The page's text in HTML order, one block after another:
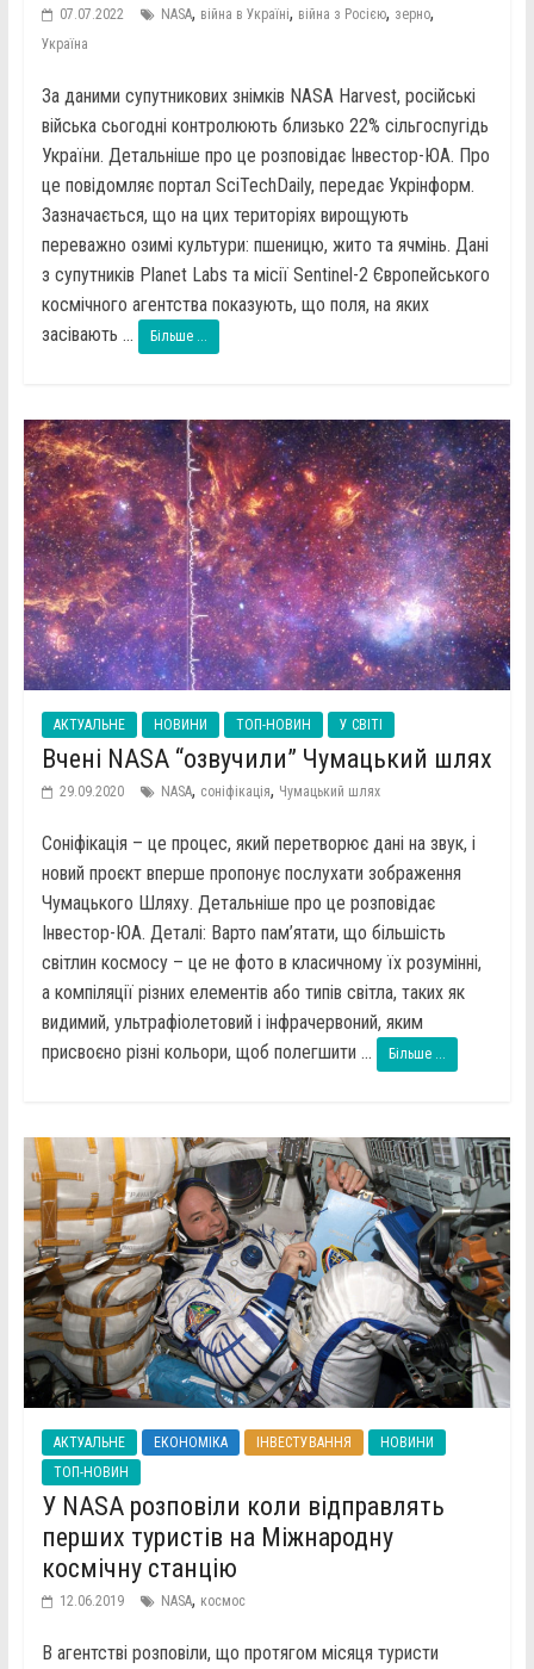
07.07.2022 NASA, війна в Україні, війна з Росією, зерно,
Україна
За даними супутникових знімків NASA Harvest, російські
війська сьогодні контролюють близько 22% сільгоспугідь
України. Детальніше про це розповідає Інвестор-ЮА. Про
це повідомляє портал SciTechDaily, передає Укрінформ.
Зазначається, що на цих територіях вирощують
переважно озимі культури: пшеницю, жито та ячмінь. Дані
з супутників Planet Labs та місії Sentinel-2 Європейського
космічного агентства показують, що поля, на яких
засівають ...
Більше ...
АКТУАЛЬНЕ НОВИНИ ТОП-НОВИН У СВІТІ
Вчені NASA “озвучили” Чумацький шлях
29.09.2020 NASA, соніфікація, Чумацький шлях
Соніфікація – це процес, який перетворює дані на звук, і
новий проєкт вперше пропонує послухати зображення
Чумацького Шляху. Детальніше про це розповідає
Інвестор-ЮА. Деталі: Варто пам’ятати, що більшість
світлин космосу – це не фото в класичному їх розумінні,
а компіляції різних елементів або типів світла, таких як
видимий, ультрафіолетовий і інфрачервоний, яким
присвоєно різні кольори, щоб полегшити ...
Більше ...
АКТУАЛЬНЕ ЕКОНОМІКА ІНВЕСТУВАННЯ
НОВИНИ
ТОП-НОВИН
У NASA розповіли коли відправлять
перших туристів на Міжнародну
космічну станцію
12.06.2019 NASA, космос
В агентстві розповіли, що протягом місяця туристи